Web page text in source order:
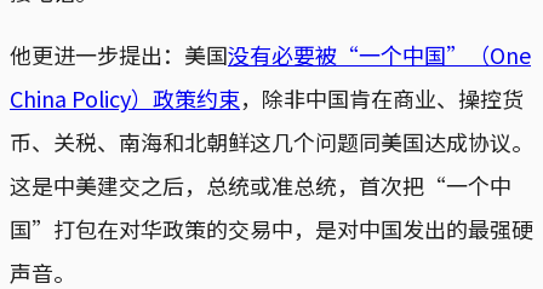
他更进一步提出：美国没有必要被“一个中国”（One
China Policy）政策约束，除非中国肯在商业、操控货
币、关税、南海和北朝鲜这几个问题同美国达成协议。
这是中美建交之后，总统或准总统，首次把“一个中
国”打包在对华政策的交易中，是对中国发出的最强硬
声音。